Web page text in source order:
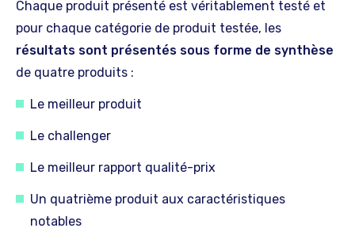
Chaque produit présenté est véritablement testé et
pour chaque catégorie de produit testée, les
résultats sont présentés sous forme de synthèse
de quatre produits :
Le meilleur produit
Le challenger
Le meilleur rapport qualité-prix
Un quatrième produit aux caractéristiques
notables